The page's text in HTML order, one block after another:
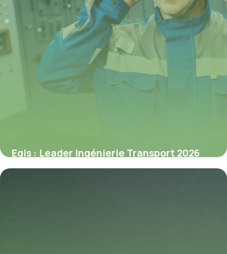
Egis : Leader Ingénierie Transport 2026
2 juillet 2026